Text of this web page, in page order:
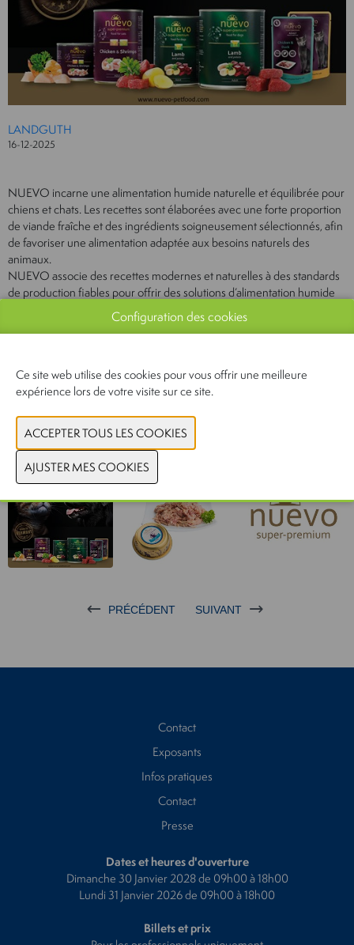
LANDGUTH
16-12-2025
NUEVO incarne une alimentation humide naturelle et équilibrée pour
chiens et chats. Les recettes sont élaborées avec une forte proportion
de viande fraîche et des ingrédients soigneusement sélectionnés, afin
de favoriser une alimentation adaptée aux besoins naturels des
animaux.
NUEVO associe des recettes modernes et naturelles à des standards
de production fiables pour offrir des solutions d’alimentation humide
de haute qualité au quotidien.
CONTACTEZ-NOUS
PRÉCÉDENT SUIVANT
Contact
Exposants
Infos pratiques
Contact
Presse
Dates et heures d'ouverture
Dimanche 30 Janvier 2028 de 09h00 à 18h00
Lundi 31 Janvier 2026 de 09h00 à 18h00
Billets et prix
Configuration des cookies
Ce site web utilise des cookies pour vous offrir une meilleure
expérience lors de votre visite sur ce site.